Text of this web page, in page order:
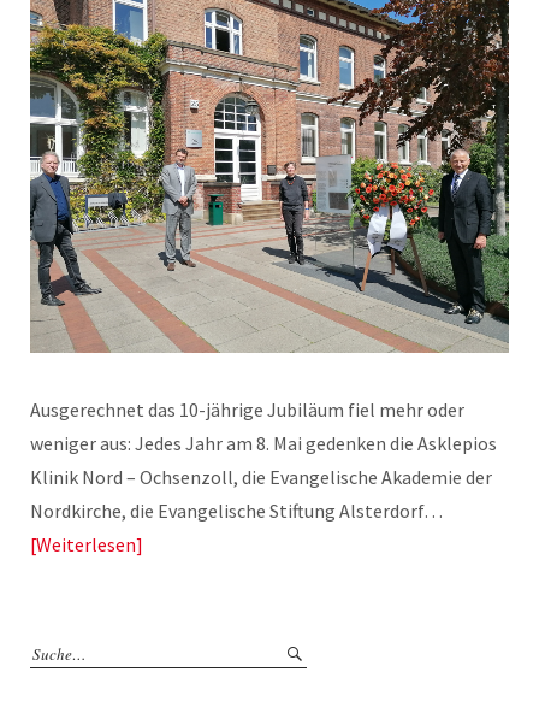
Ausgerechnet das 10-jährige Jubiläum fiel mehr oder
weniger aus: Jedes Jahr am 8. Mai gedenken die Asklepios
Klinik Nord – Ochsenzoll, die Evangelische Akademie der
Nordkirche, die Evangelische Stiftung Alsterdorf…
Weiterlesen